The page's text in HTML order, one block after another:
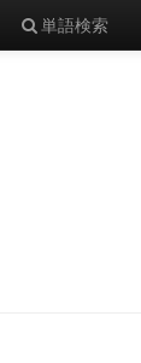
単語検索